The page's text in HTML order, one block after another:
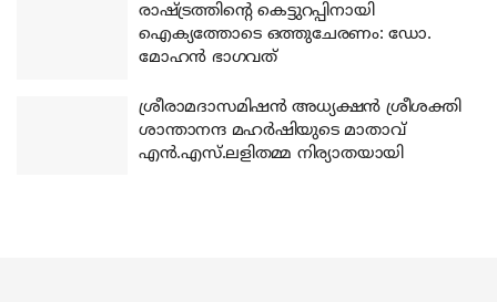
രാഷ്ട്രത്തിന്റെ കെട്ടുറപ്പിനായി
ഐക്യത്തോടെ ഒത്തുചേരണം: ഡോ.
മോഹന്‍ ഭാഗവത്
ശ്രീരാമദാസമിഷന്‍ അധ്യക്ഷന്‍ ശ്രീശക്തി
ശാന്താനന്ദ മഹര്‍ഷിയുടെ മാതാവ്
എന്‍.എസ്.ലളിതമ്മ നിര്യാതയായി